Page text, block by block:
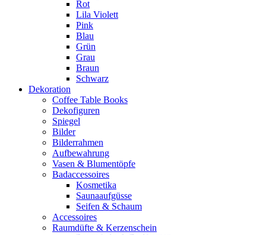
Rot
Lila Violett
Pink
Blau
Grün
Grau
Braun
Schwarz
Dekoration
Coffee Table Books
Dekofiguren
Spiegel
Bilder
Bilderrahmen
Aufbewahrung
Vasen & Blumentöpfe
Badaccessoires
Kosmetika
Saunaaufgüsse
Seifen & Schaum
Accessoires
Raumdüfte & Kerzenschein